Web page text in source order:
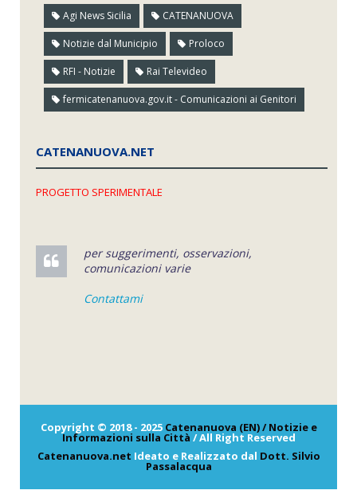
Agi News Sicilia CATENANUOVA
Notizie dal Municipio Proloco
RFI - Notizie Rai Televideo
fermicatenanuova.gov.it - Comunicazioni ai Genitori
CATENANUOVA.NET
PROGETTO SPERIMENTALE
per suggerimenti, osservazioni,
comunicazioni varie
Contattami
Copyright © 2018 - 2025 Catenanuova (EN) / Notizie e
Informazioni sulla Città / All Right Reserved
Catenanuova.net Ideato e Realizzato dal Dott. Silvio
Passalacqua